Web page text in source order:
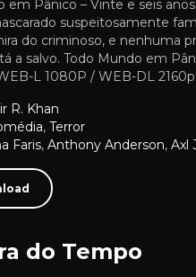
em Pânico – Vinte e seis
suspeitosamente
do criminoso, e nenhuma
a salvo. Todo Mundo em
L 1080P / WEB-DL
R. Khan
, Terror
Faris, Anthony Anderson, Axl
do Tempo